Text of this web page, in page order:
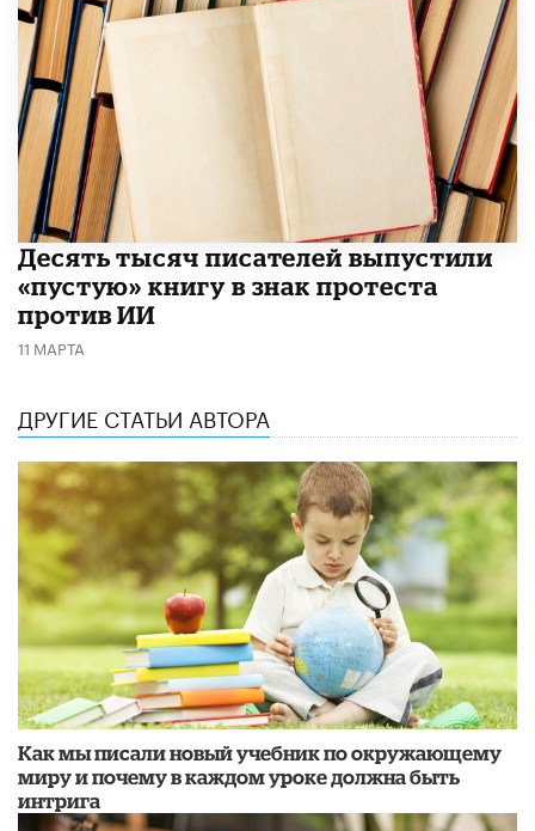
Десять тысяч писателей выпустили
«пустую» книгу в знак протеста
против ИИ
11 МАРТА
ДРУГИЕ СТАТЬИ АВТОРА
Как мы писали новый учебник по окружающему
миру и почему в каждом уроке должна быть
интрига